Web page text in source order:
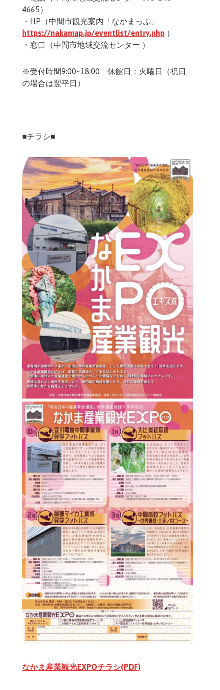
4665）
・HP（中間市観光案内「なかまっぷ」
https://nakamap.jp/eventlist/entry.php ）
・窓口（中間市地域交流センター ）
※受付時間9:00~18:00 休館日：火曜日（祝日
の場合は翌平日）
■チラシ■
なかま産業観光EXPOチラシ(PDF)